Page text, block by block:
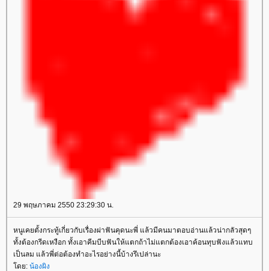
29 พฤษภาคม 2550 23:29:30 น.
หนูเคยตั้งกระทู้เกี่ยวกับเรื่องผ่าฟันคุดนะพี่ แล้วมีคนมาตอบอ่านแล้วน่ากลัวสุดๆ
ทั้งต้องกรีดเหงือก ทั้งเอาคีมบีบฟันให้แตกถ้าไม่แตกต้องเอาค้อนทุบฟังแล้วแทบ
เป็นลม แล้วพี่ต่อต้องทำอะไรอย่างนี้บ้างรึเปล่านะ
ดย: น้องผิง